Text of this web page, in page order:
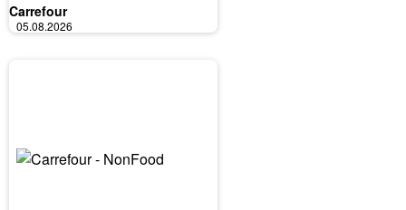
Carrefour
05.08.2026